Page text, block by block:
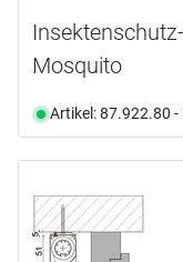
Mosquito
Artikel: 87.922.80